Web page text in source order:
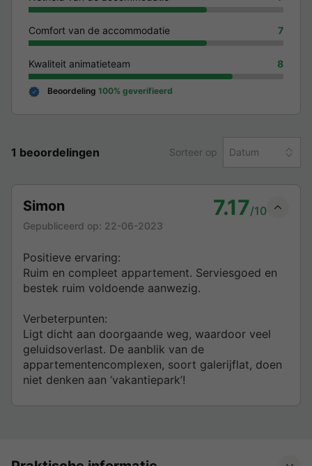
Comfort van de accommodatie 7
Kwaliteit animatieteam 8
Beoordeling 100% geverifieerd
1 beoordelingen Sorteer op Datum
Simon 7.17/10
Gepubliceerd op: 22-06-2023
Positieve ervaring:
Ruim en compleet appartement. Serviesgoed en
bestek ruim voldoende aanwezig.
Verbeterpunten:
Ligt dicht aan doorgaande weg, waardoor veel
geluidsoverlast. De aanblik van de
appartementencomplexen, soort galerijflat, doen
niet denken aan ‘vakantiepark’!